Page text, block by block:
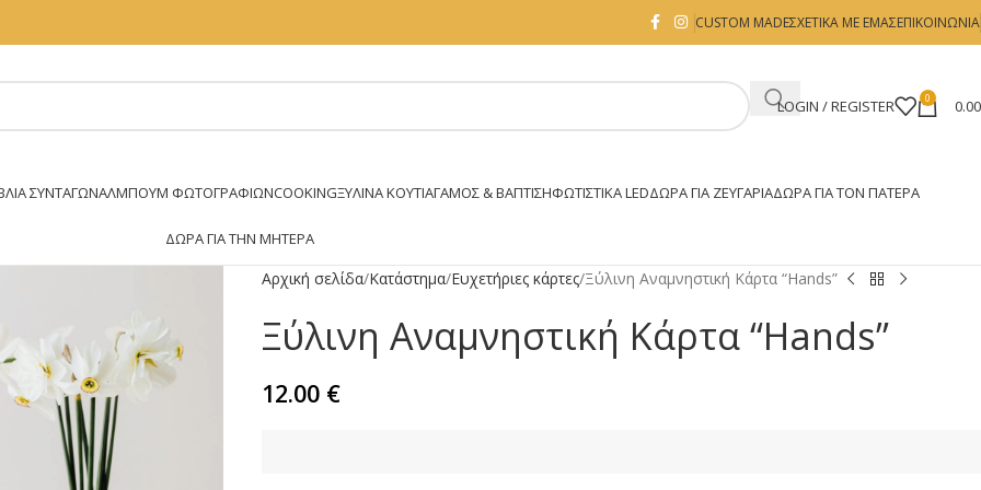
CUSTOM MADEΣΧΕΤΙΚΑ ΜΕ ΕΜΑΣΕΠΙΚΟΙΝΩΝΙΑ
LOGIN / REGISTER 0
ΣΥΝΤΑΓΏΝΆΛΜΠΟΥΜ ΦΩΤΟΓΡΑΦΙΏΝCOOKINGΞΥΛΙΝΑ ΚΟΥΤΙΑΓΑΜΟΣ & ΒΑΠΤΙΣΗΦΩΤΙΣΤΙΚΆ LEDΔΏΡΑ ΓΙΑ ΖΕΥΓΆΡΙΑΔΏΡΑ ΓΙΑ ΤΟΝ ΠΑΤΈΡΑ
ΔΏΡΑ ΓΙΑ ΤΗΝ ΜΗΤΈΡΑ
Αρχική σελίδα Κατάστημα Ευχετήριες κάρτες Ξύλινη Αναμνηστική Κάρτα “Hands”
Ξύλινη Αναμνηστική Κάρτα “Hands”
12.00 €